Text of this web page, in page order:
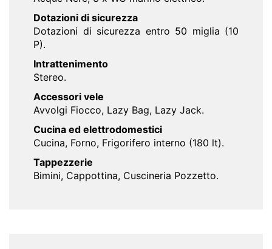
Dotazioni di sicurezza
Dotazioni di sicurezza entro 50 miglia (10
P).
Intrattenimento
Stereo.
Accessori vele
Avvolgi Fiocco, Lazy Bag, Lazy Jack.
Cucina ed elettrodomestici
Cucina, Forno, Frigorifero interno (180 lt).
Tappezzerie
Bimini, Cappottina, Cuscineria Pozzetto.